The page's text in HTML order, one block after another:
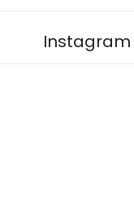
Instagram